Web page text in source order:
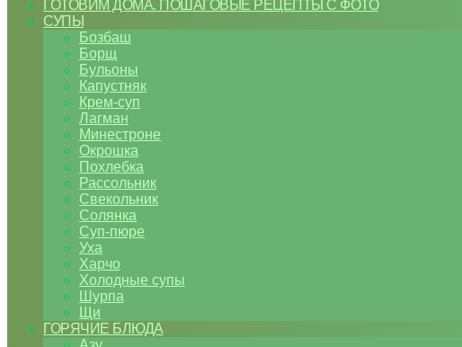
ГОТОВИМ ДОМА. ПОШАГОВЫЕ РЕЦЕПТЫ С ФОТО
СУПЫ
Бозбаш
Борщ
Бульоны
Капустняк
Крем-суп
Лагман
Минестроне
Окрошка
Похлебка
Рассольник
Свекольник
Солянка
Суп-пюре
Уха
Харчо
Холодные супы
Шурпа
Щи
ГОРЯЧИЕ БЛЮДА